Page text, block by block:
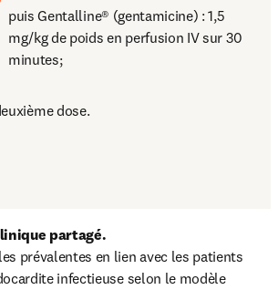
puis Gentalline® (gentamicine) : 1,5
mg/kg de poids en perfusion IV sur 30
minutes;
dose.
partagé.
prévalentes en lien avec les patients
infectieuse selon le modèle